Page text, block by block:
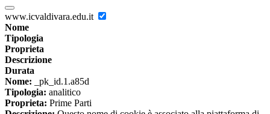
www.icvaldivara.edu.it
Nome
Tipologia
Proprieta
Descrizione
Durata
Nome: _pk_id.1.a85d
Tipologia: analitico
Proprieta: Prime Parti